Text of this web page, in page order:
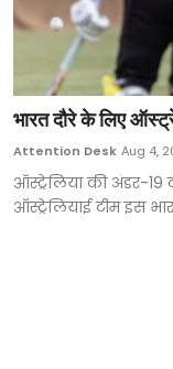
भारत दौरे के लिए
Attention Desk Aug 4,
ऑस्ट्रेलिया की अंडर-19
ऑस्ट्रेलियाई टीम इस